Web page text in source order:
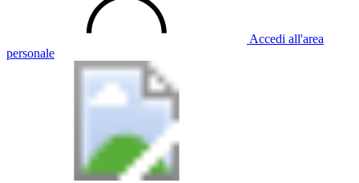
Accedi all'area
personale